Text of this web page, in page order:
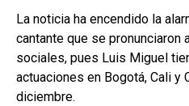
La noticia ha encendido la
cantante que se pronunciaron
sociales, pues Luis Miguel
actuaciones en Bogotá, Cali y
diciembre.